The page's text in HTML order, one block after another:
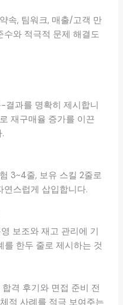
속, 팀워크, 매출/고객 만
수와 적극적 문제 해결도
결과를 명확히 제시합니
재구매율 증가를 이끈
3~4줄, 보유 스킬 2줄로
연스럽게 삽입합니다.
보조와 재고 관리에 기
를 한두 줄로 제시하는 것
격 후기와 면접 준비 전
적 사례를 적극 보여주는